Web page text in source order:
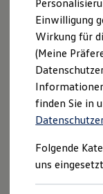
Schnell
Angebote und
Aktuelle
E-Auto-
Die
Junge
Leasing
Hier
(SEVO
als
Inhalten
Einwilligung
Wirkung für
(Meine
finden Sie in
Folgende
uns